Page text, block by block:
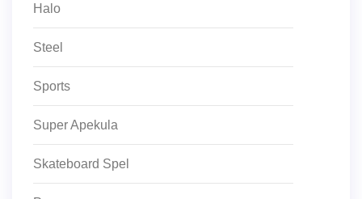
Halo
Steel
Sports
Super Apekula
Skateboard Spel